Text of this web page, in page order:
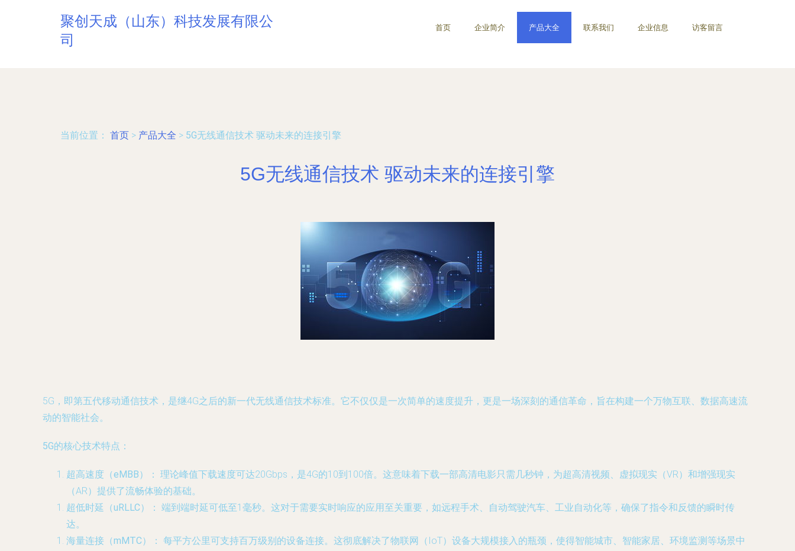
聚创天成（山东）科技发展有限公
司
首页 企业简介 产品大全 联系我们 企业信息 访客留言
当前位置： 首页 > 产品大全 > 5G无线通信技术 驱动未来的连接引擎
5G无线通信技术 驱动未来的连接引擎
5G，即第五代移动通信技术，是继4G之后的新一代无线通信技术标准。它不仅仅是一次简单的速度提升，更是一场深刻的通信革命，旨在构建一个万物互联、数据高速流
动的智能社会。
5G的核心技术特点：
超高速度（eMBB）： 理论峰值下载速度可达20Gbps，是4G的10到100倍。这意味着下载一部高清电影只需几秒钟，为超高清视频、虚拟现实（VR）和增强现实
（AR）提供了流畅体验的基础。
超低时延（uRLLC）： 端到端时延可低至1毫秒。这对于需要实时响应的应用至关重要，如远程手术、自动驾驶汽车、工业自动化等，确保了指令和反馈的瞬时传
达。
海量连接（mMTC）： 每平方公里可支持百万级别的设备连接。这彻底解决了物联网（IoT）设备大规模接入的瓶颈，使得智能城市、智能家居、环境监测等场景中